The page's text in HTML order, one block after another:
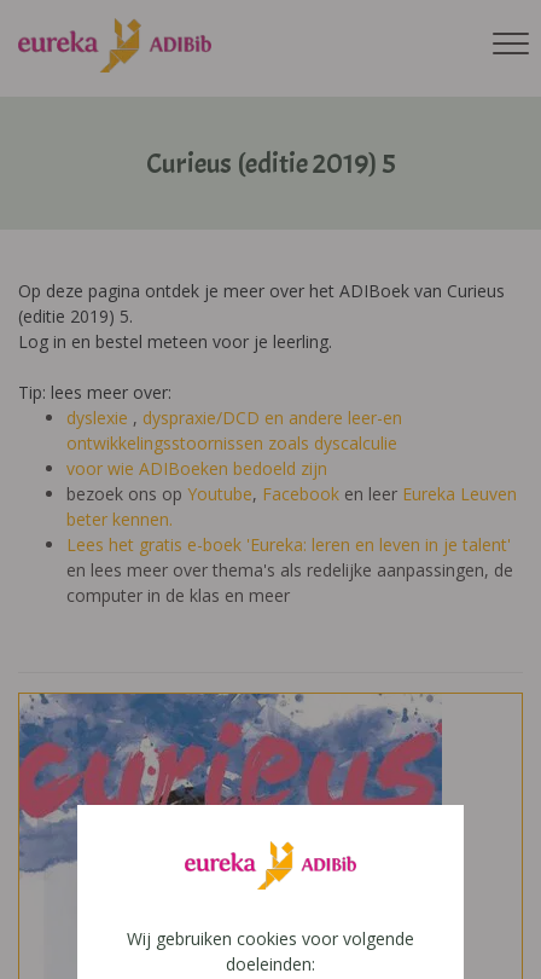
Curieus (editie 2019) 5
Op deze pagina ontdek je meer over het ADIBoek van Curieus
(editie 2019) 5.
Log in en bestel meteen voor je leerling.
Tip: lees meer over:
dyslexie , dyspraxie/DCD en andere leer-en
ontwikkelingsstoornissen zoals dyscalculie
voor wie ADIBoeken bedoeld zijn
bezoek ons op Youtube, Facebook en leer Eureka Leuven
beter kennen.
Lees het gratis e-boek 'Eureka: leren en leven in je talent'
en lees meer over thema's als redelijke aanpassingen, de
computer in de klas en meer
Wij gebruiken cookies voor volgende
doeleinden: